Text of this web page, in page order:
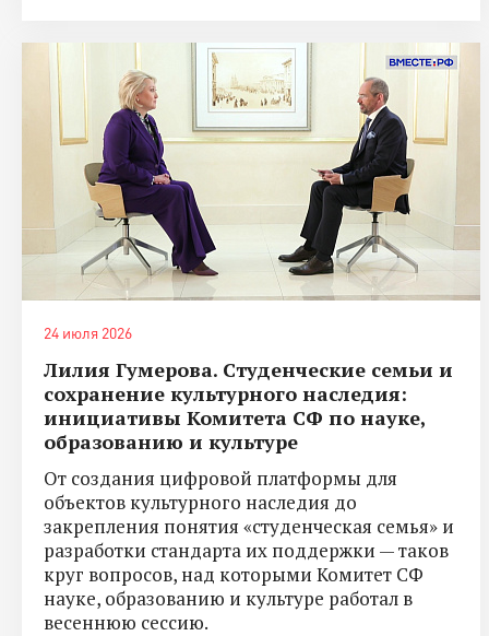
24 июля 2026
Лилия Гумерова. Студенческие семьи и
сохранение культурного наследия:
инициативы Комитета СФ по науке,
образованию и культуре
От создания цифровой платформы для
объектов культурного наследия до
закрепления понятия «студенческая семья» и
разработки стандарта их поддержки — таков
круг вопросов, над которыми Комитет СФ
науке, образованию и культуре работал в
весеннюю сессию.